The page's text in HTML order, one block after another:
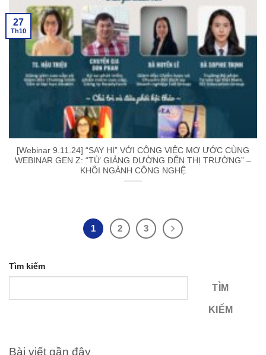
[Webinar 9.11.24] “SAY HI” VỚI CÔNG VIỆC MƠ ƯỚC CÙNG
WEBINAR GEN Z: “TỪ GIẢNG ĐƯỜNG ĐẾN THỊ TRƯỜNG” –
KHỐI NGÀNH CÔNG NGHỆ
27
Th10
1 2 3
Tìm kiếm
TÌM
KIẾM
Bài viết gần đây